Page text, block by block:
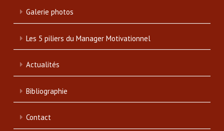
Galerie photos
Les 5 piliers du Manager Motivationnel
Actualités
Bibliographie
Contact